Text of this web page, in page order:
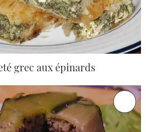
grec aux épinards